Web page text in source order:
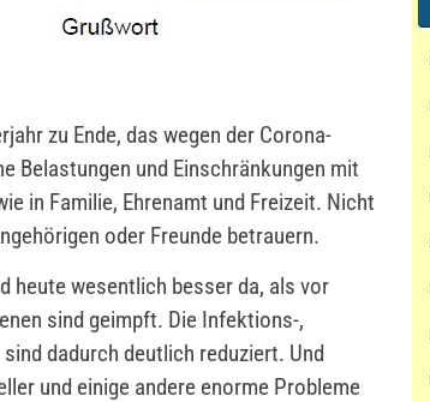
zu Ende, das wegen der Corona-
Belastungen und Einschränkungen mit
in Familie, Ehrenamt und Freizeit. Nicht
oder Freunde betrauern.
heute wesentlich besser da, als vor
sind geimpft. Die Infektions-,
dadurch deutlich reduziert. Und
und einige andere enorme Probleme